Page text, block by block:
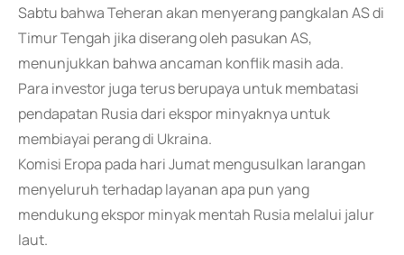
Sabtu bahwa Teheran akan menyerang pangkalan AS di
Timur Tengah jika diserang oleh pasukan AS,
menunjukkan bahwa ancaman konflik masih ada.
Para investor juga terus berupaya untuk membatasi
pendapatan Rusia dari ekspor minyaknya untuk
membiayai perang di Ukraina.
Komisi Eropa pada hari Jumat mengusulkan larangan
menyeluruh terhadap layanan apa pun yang
mendukung ekspor minyak mentah Rusia melalui jalur
laut.